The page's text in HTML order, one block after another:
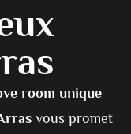
room unique
vous promet